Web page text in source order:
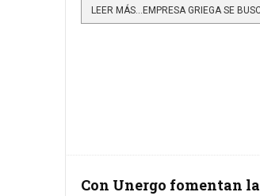
Con Unergo fomentan la